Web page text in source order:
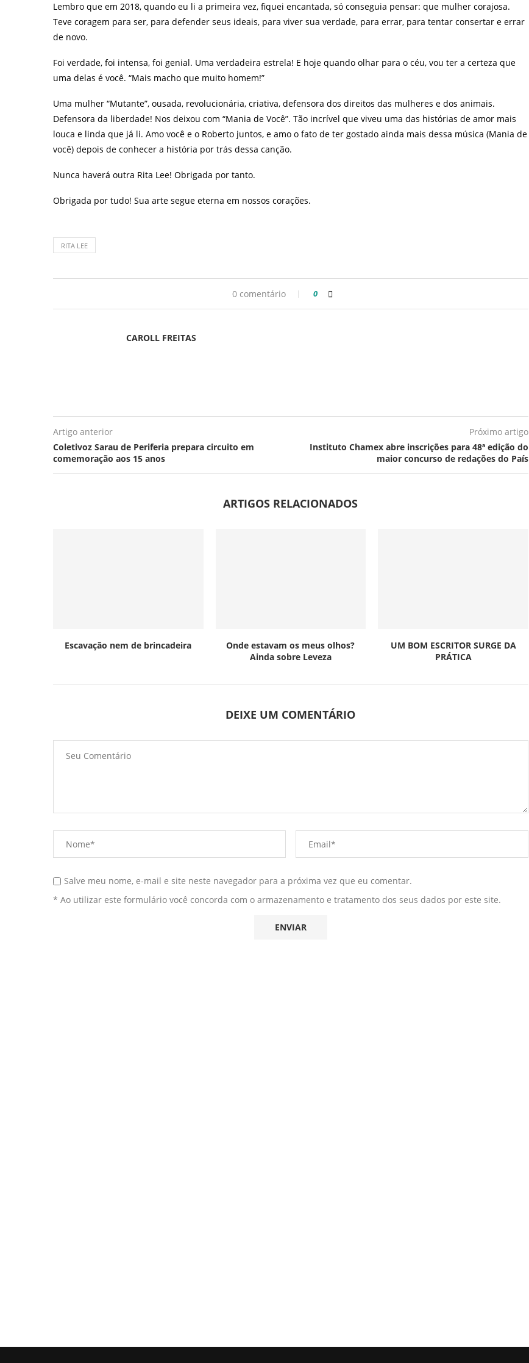
Lembro que em 2018, quando eu li a primeira vez, fiquei encantada, só conseguia pensar: que mulher corajosa.
Teve coragem para ser, para defender seus ideais, para viver sua verdade, para errar, para tentar consertar e errar
de novo.
Foi verdade, foi intensa, foi genial. Uma verdadeira estrela! E hoje quando olhar para o céu, vou ter a certeza que
uma delas é você. “Mais macho que muito homem!”
Uma mulher “Mutante”, ousada, revolucionária, criativa, defensora dos direitos das mulheres e dos animais.
Defensora da liberdade! Nos deixou com “Mania de Você”. Tão incrível que viveu uma das histórias de amor mais
louca e linda que já li. Amo você e o Roberto juntos, e amo o fato de ter gostado ainda mais dessa música (Mania de
você) depois de conhecer a história por trás dessa canção.
Nunca haverá outra Rita Lee! Obrigada por tanto.
Obrigada por tudo! Sua arte segue eterna em nossos corações.
RITA LEE
0 comentário 0
CAROLL FREITAS
Artigo anterior
Coletivoz Sarau de Periferia prepara circuito em
comemoração aos 15 anos
Próximo artigo
Instituto Chamex abre inscrições para 48ª edição do
maior concurso de redações do País
ARTIGOS RELACIONADOS
Escavação nem de brincadeira
Onde estavam os meus olhos?
Ainda sobre Leveza
UM BOM ESCRITOR SURGE DA
PRÁTICA
DEIXE UM COMENTÁRIO
Salve meu nome, e-mail e site neste navegador para a próxima vez que eu comentar.
* Ao utilizar este formulário você concorda com o armazenamento e tratamento dos seus dados por este site.